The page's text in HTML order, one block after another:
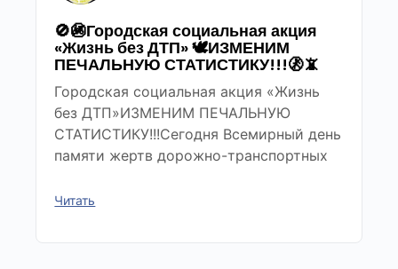
🚫🚳Городская социальная акция
«Жизнь без ДТП» 🕊ИЗМЕНИМ
ПЕЧАЛЬНУЮ СТАТИСТИКУ!!!🚷📵
Городская социальная акция «Жизнь
без ДТП»ИЗМЕНИМ ПЕЧАЛЬНУЮ
СТАТИСТИКУ!!!Сегодня Всемирный день
памяти жертв дорожно-транспортных
Читать